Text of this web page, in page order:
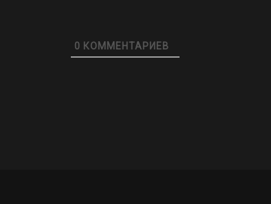
0 КОММЕНТАРИЕВ